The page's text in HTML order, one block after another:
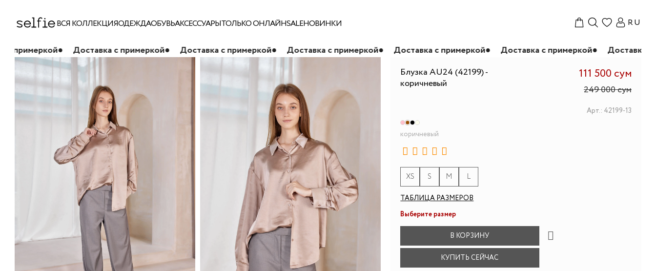
ВСЯ КОЛЛЕКЦИЯОДЕЖДАОБУВЬАКСЕССУАРЫТОЛЬКО ОНЛАЙНSALEНОВИНКИ RU
● Доставка с примеркой● Доставка с примеркой● Доставка с примеркой● Доставка с примеркой● Доставка с примеркой● Доставка с примеркой
Блузка AU24 (42199) -
коричневый
111 500 сум
249 000 сум
Арт.: 42199-13
коричневый
XS S M L
ТАБЛИЦА РАЗМЕРОВ
Выберите размер
В КОРЗИНУ
КУПИТЬ СЕЙЧАС